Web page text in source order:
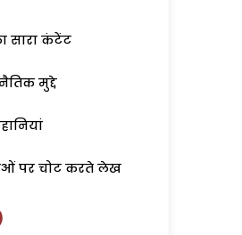
सारा कंटेंट
मुद्दे
पर चोट करते लेख